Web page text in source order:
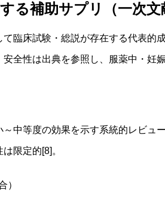
る補助サプリ（一次文
て臨床試験・総説が存在する代表的
安全性は出典を参照し、服薬中・妊
～中等度の効果を示す系統的レビュ
限定的[8]。
）